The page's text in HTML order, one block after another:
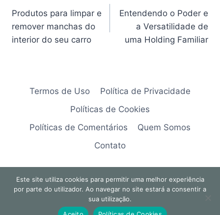
de
artigos
Produtos para limpar e
remover manchas do
interior do seu carro
Entendendo o Poder e
a Versatilidade de
uma Holding Familiar
Termos de Uso
Política de Privacidade
Políticas de Cookies
Políticas de Comentários
Quem Somos
Contato
© 2026 Explorando Temas
Este site utiliza cookies para permitir uma melhor experiência
por parte do utilizador. Ao navegar no site estará a consentir a
sua utilização.